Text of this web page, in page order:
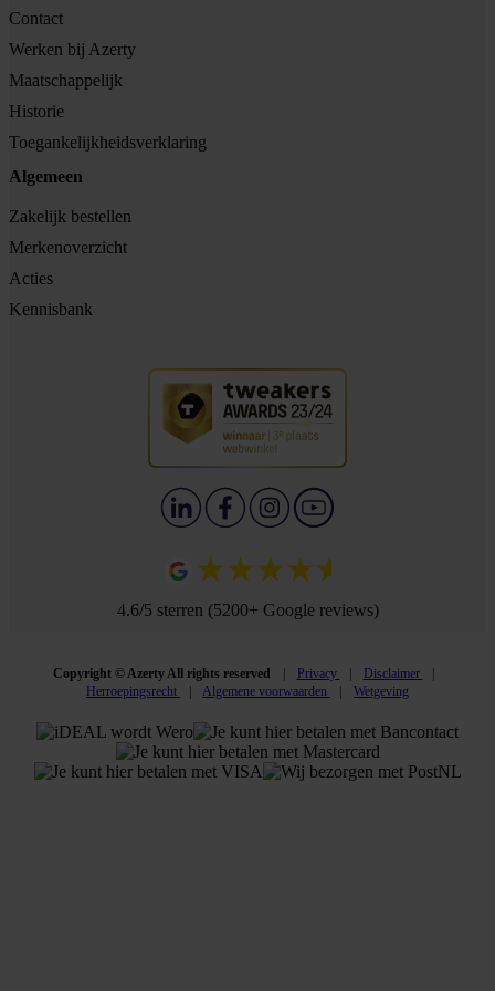
Contact
Werken bij Azerty
Maatschappelijk
Historie
Toegankelijkheidsverklaring
Algemeen
Zakelijk bestellen
Merkenoverzicht
Acties
Kennisbank
4.6/5 sterren (5200+ Google reviews)
Copyright © Azerty All rights reserved Privacy
Disclaimer
Herroepingsrecht
Algemene voorwaarden Wetgeving